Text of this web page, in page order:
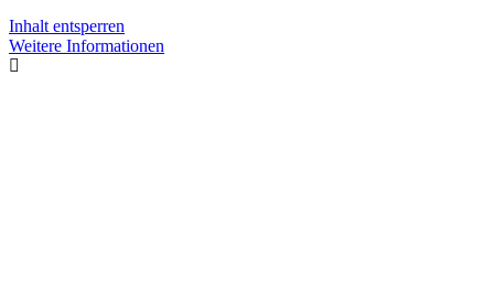
Inhalt entsperren
Weitere Informationen